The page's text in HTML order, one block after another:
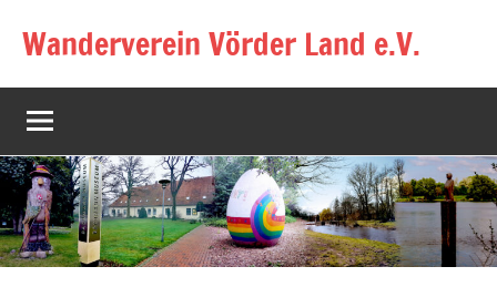
InhaltWanderverein Vörder Land e.V.